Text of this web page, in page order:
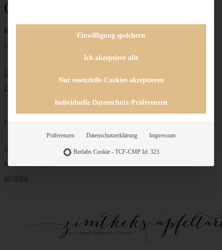
Chicken
Keine Beiträge gefunden
Unternehmen
ÜBER MICH
ZUSAMMENARBEIT
Entdecken
GRUNDLAGEN
ALLE REZEPTE
REISEN
Einwilligung speichern
Ich akzeptiere alle
Nur essenzielle Cookies akzeptieren
Individuelle Datenschutz-Präferenzen
Präferenzen Datenschutzerklärung Impressum
Borlabs Cookie - TCF-CMP Id: 323